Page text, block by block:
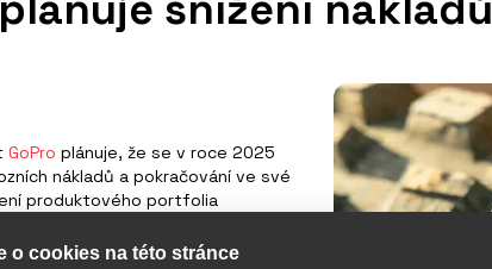
GoPro plánuje, že se v roce 2025
nákladů a pokračování ve své
produktového portfolia
o cookies na této stránce